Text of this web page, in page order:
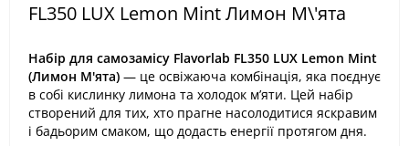
FL350 LUX Lemon Mint Лимон М\'ята
Набір для самозамісу Flavorlab FL350 LUX Lemon Mint
(Лимон М'ята) — це освіжаюча комбінація, яка поєднує
в собі кислинку лимона та холодок м’яти. Цей набір
створений для тих, хто прагне насолодитися яскравим
і бадьорим смаком, що додасть енергії протягом дня.